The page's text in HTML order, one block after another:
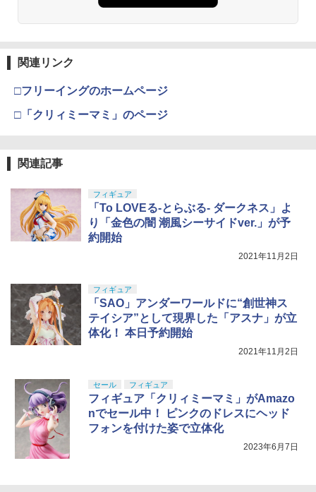
関連リンク
□フリーイングのホームページ
□「クリィミーマミ」のページ
関連記事
フィギュア
「To LOVEる-とらぶる- ダークネス」よ
り「金色の闇 潮風シーサイドver.」が予
約開始
2021年11月2日
フィギュア
「SAO」アンダーワールドに“創世神ス
テイシア”として現界した「アスナ」が立
体化！ 本日予約開始
2021年11月2日
セール フィギュア
フィギュア「クリィミーマミ」がAmazo
nでセール中！ ピンクのドレスにヘッド
フォンを付けた姿で立体化
2023年6月7日